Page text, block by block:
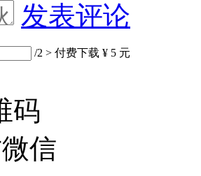
发表评论
/2 > 付费下载 ¥ 5 元
码
信